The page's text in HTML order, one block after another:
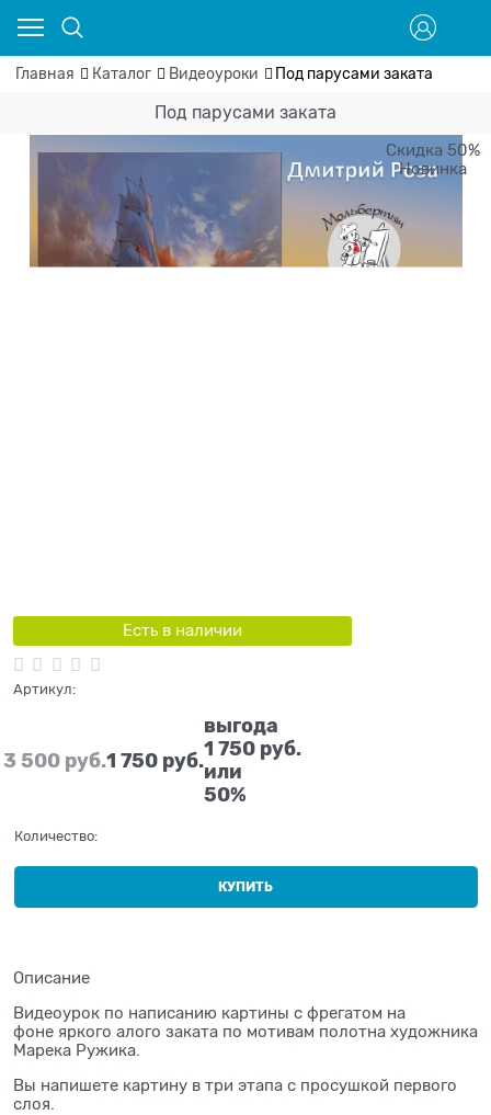
Главная Каталог Видеоуроки Под парусами заката
Под парусами заката
Скидка 50%
Новинка
Есть в наличии
Артикул:
3 500 руб.1 750 руб.
выгода
1 750 руб.
или
50%
Количество:
КУПИТЬ
Описание
Видеоурок по написанию картины с фрегатом на
фоне яркого алого заката по мотивам полотна художника
Марека Ружика.
Вы напишете картину в три этапа с просушкой первого
слоя.